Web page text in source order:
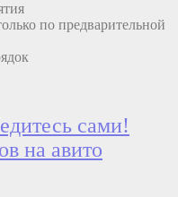
по предварительной
сами!
на авито